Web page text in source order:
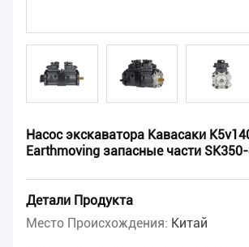
Насос экскаватора Кавасаки
Earthmoving запасные части
Детали Продукта
Место Происхождения: Китай